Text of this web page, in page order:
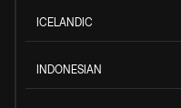
ICELANDIC
INDONESIAN